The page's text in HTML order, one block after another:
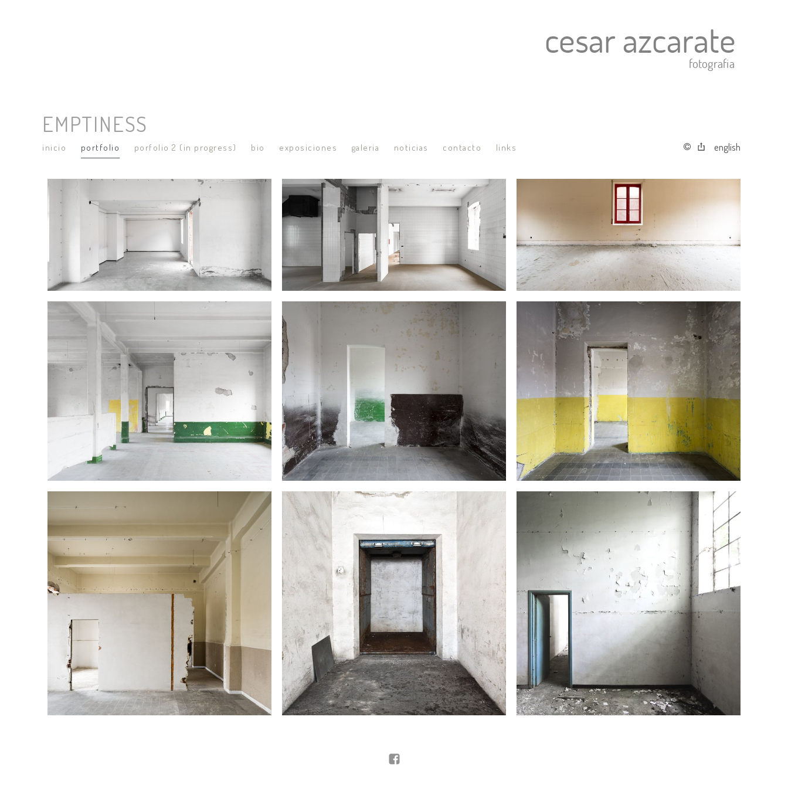
EMPTINESS
inicio portfolio porfolio 2 (in progress) bio exposiciones galeria noticias contacto links english